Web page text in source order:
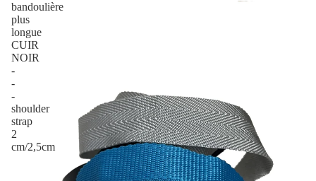
bandoulière
plus
longue
CUIR
NOIR
-
-
-
shoulder
strap
2
cm/2,5cm